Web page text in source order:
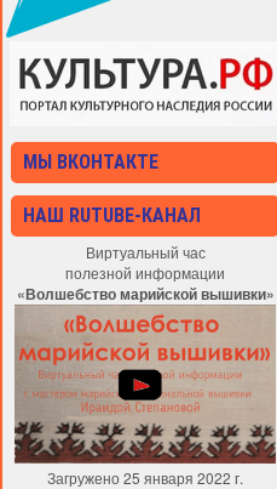
МЫ ВКОНТАКТЕ
НАШ RUTUBE-КАНАЛ
Виртуальный час
полезной информации
«Волшебство марийской вышивки»
Загружено 25 января 2022 г.